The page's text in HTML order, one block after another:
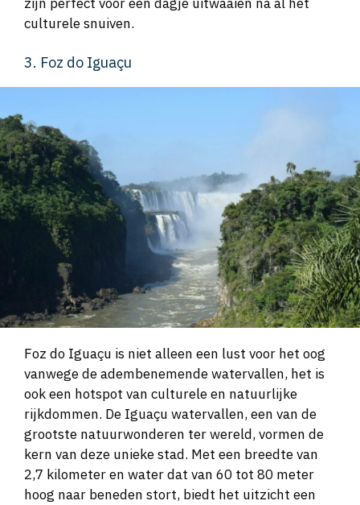
culturele snuiven.
3. Foz do Iguaçu
Foz do Iguaçu is niet alleen een lust voor het oog
vanwege de adembenemende watervallen, het is
ook een hotspot van culturele en natuurlijke
rijkdommen. De Iguaçu watervallen, een van de
grootste natuurwonderen ter wereld, vormen de
kern van deze unieke stad. Met een breedte van
2,7 kilometer en water dat van 60 tot 80 meter
hoog naar beneden stort, biedt het uitzicht een